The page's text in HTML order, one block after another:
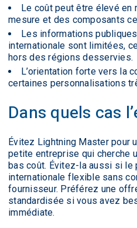
Le coût peut être élevé en
mesure et des composants
Les informations
internationale sont limitées,
hors des régions desservies.
L’orientation forte vers la
certaines personnalisations
Dans quels cas
Évitez Lightning Master pour
petite entreprise qui cherche
bas coût. Évitez-la aussi si le
internationale flexible sans
fournisseur. Préférez une
standardisée si vous avez
immédiate.